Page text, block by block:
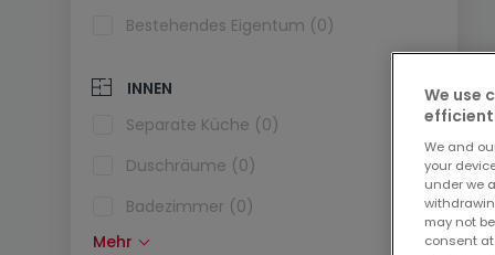
Bestehendes Eigentum (0)
INNEN
Separate Küche (0)
Duschräume (0)
Badezimmer (0)
Einbauküche (0)
Mehr
We use
We and
your
under we
may not
consent